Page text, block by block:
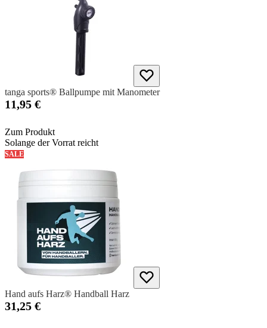
tanga sports® Ballpumpe mit Manometer
11,95 €
Zum Produkt
Solange der Vorrat reicht
SALE
Hand aufs Harz® Handball Harz
31,25 €